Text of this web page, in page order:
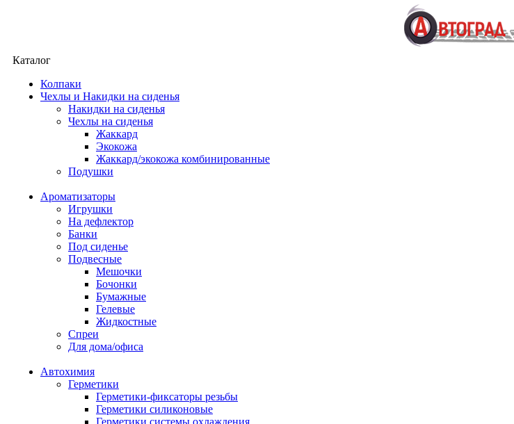
Каталог
Колпаки
Чехлы и Накидки на сиденья
Накидки на сиденья
Чехлы на сиденья
Жаккард
Экокожа
Жаккард/экокожа комбинированные
Подушки
Ароматизаторы
Игрушки
На дефлектор
Банки
Под сиденье
Подвесные
Мешочки
Бочонки
Бумажные
Гелевые
Жидкостные
Спреи
Для дома/офиса
Автохимия
Герметики
Герметики-фиксаторы резьбы
Герметики силиконовые
Герметики системы охлаждения